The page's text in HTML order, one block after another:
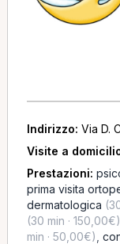
Indirizzo: Via D.
Visite a
Prestazioni:
prima visita
dermatologica
(30 min · 150,00€)
min · 50,00€)